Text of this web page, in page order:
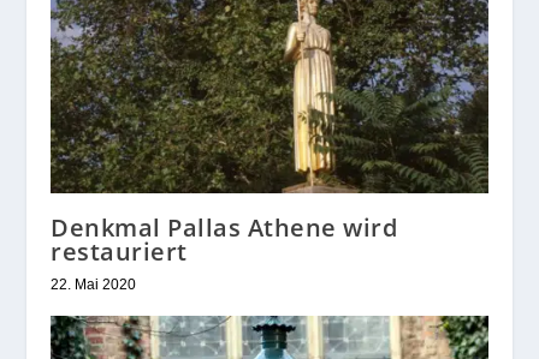
Denkmal Pallas Athene wird
restauriert
22. Mai 2020